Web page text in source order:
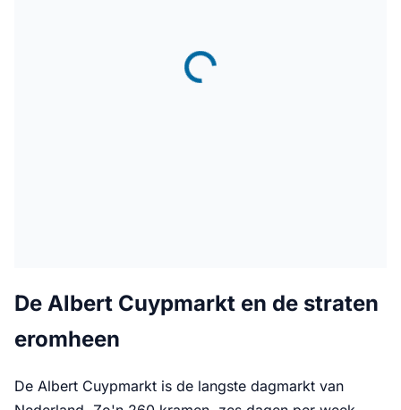
De Albert Cuypmarkt en de straten
eromheen
De Albert Cuypmarkt is de langste dagmarkt van